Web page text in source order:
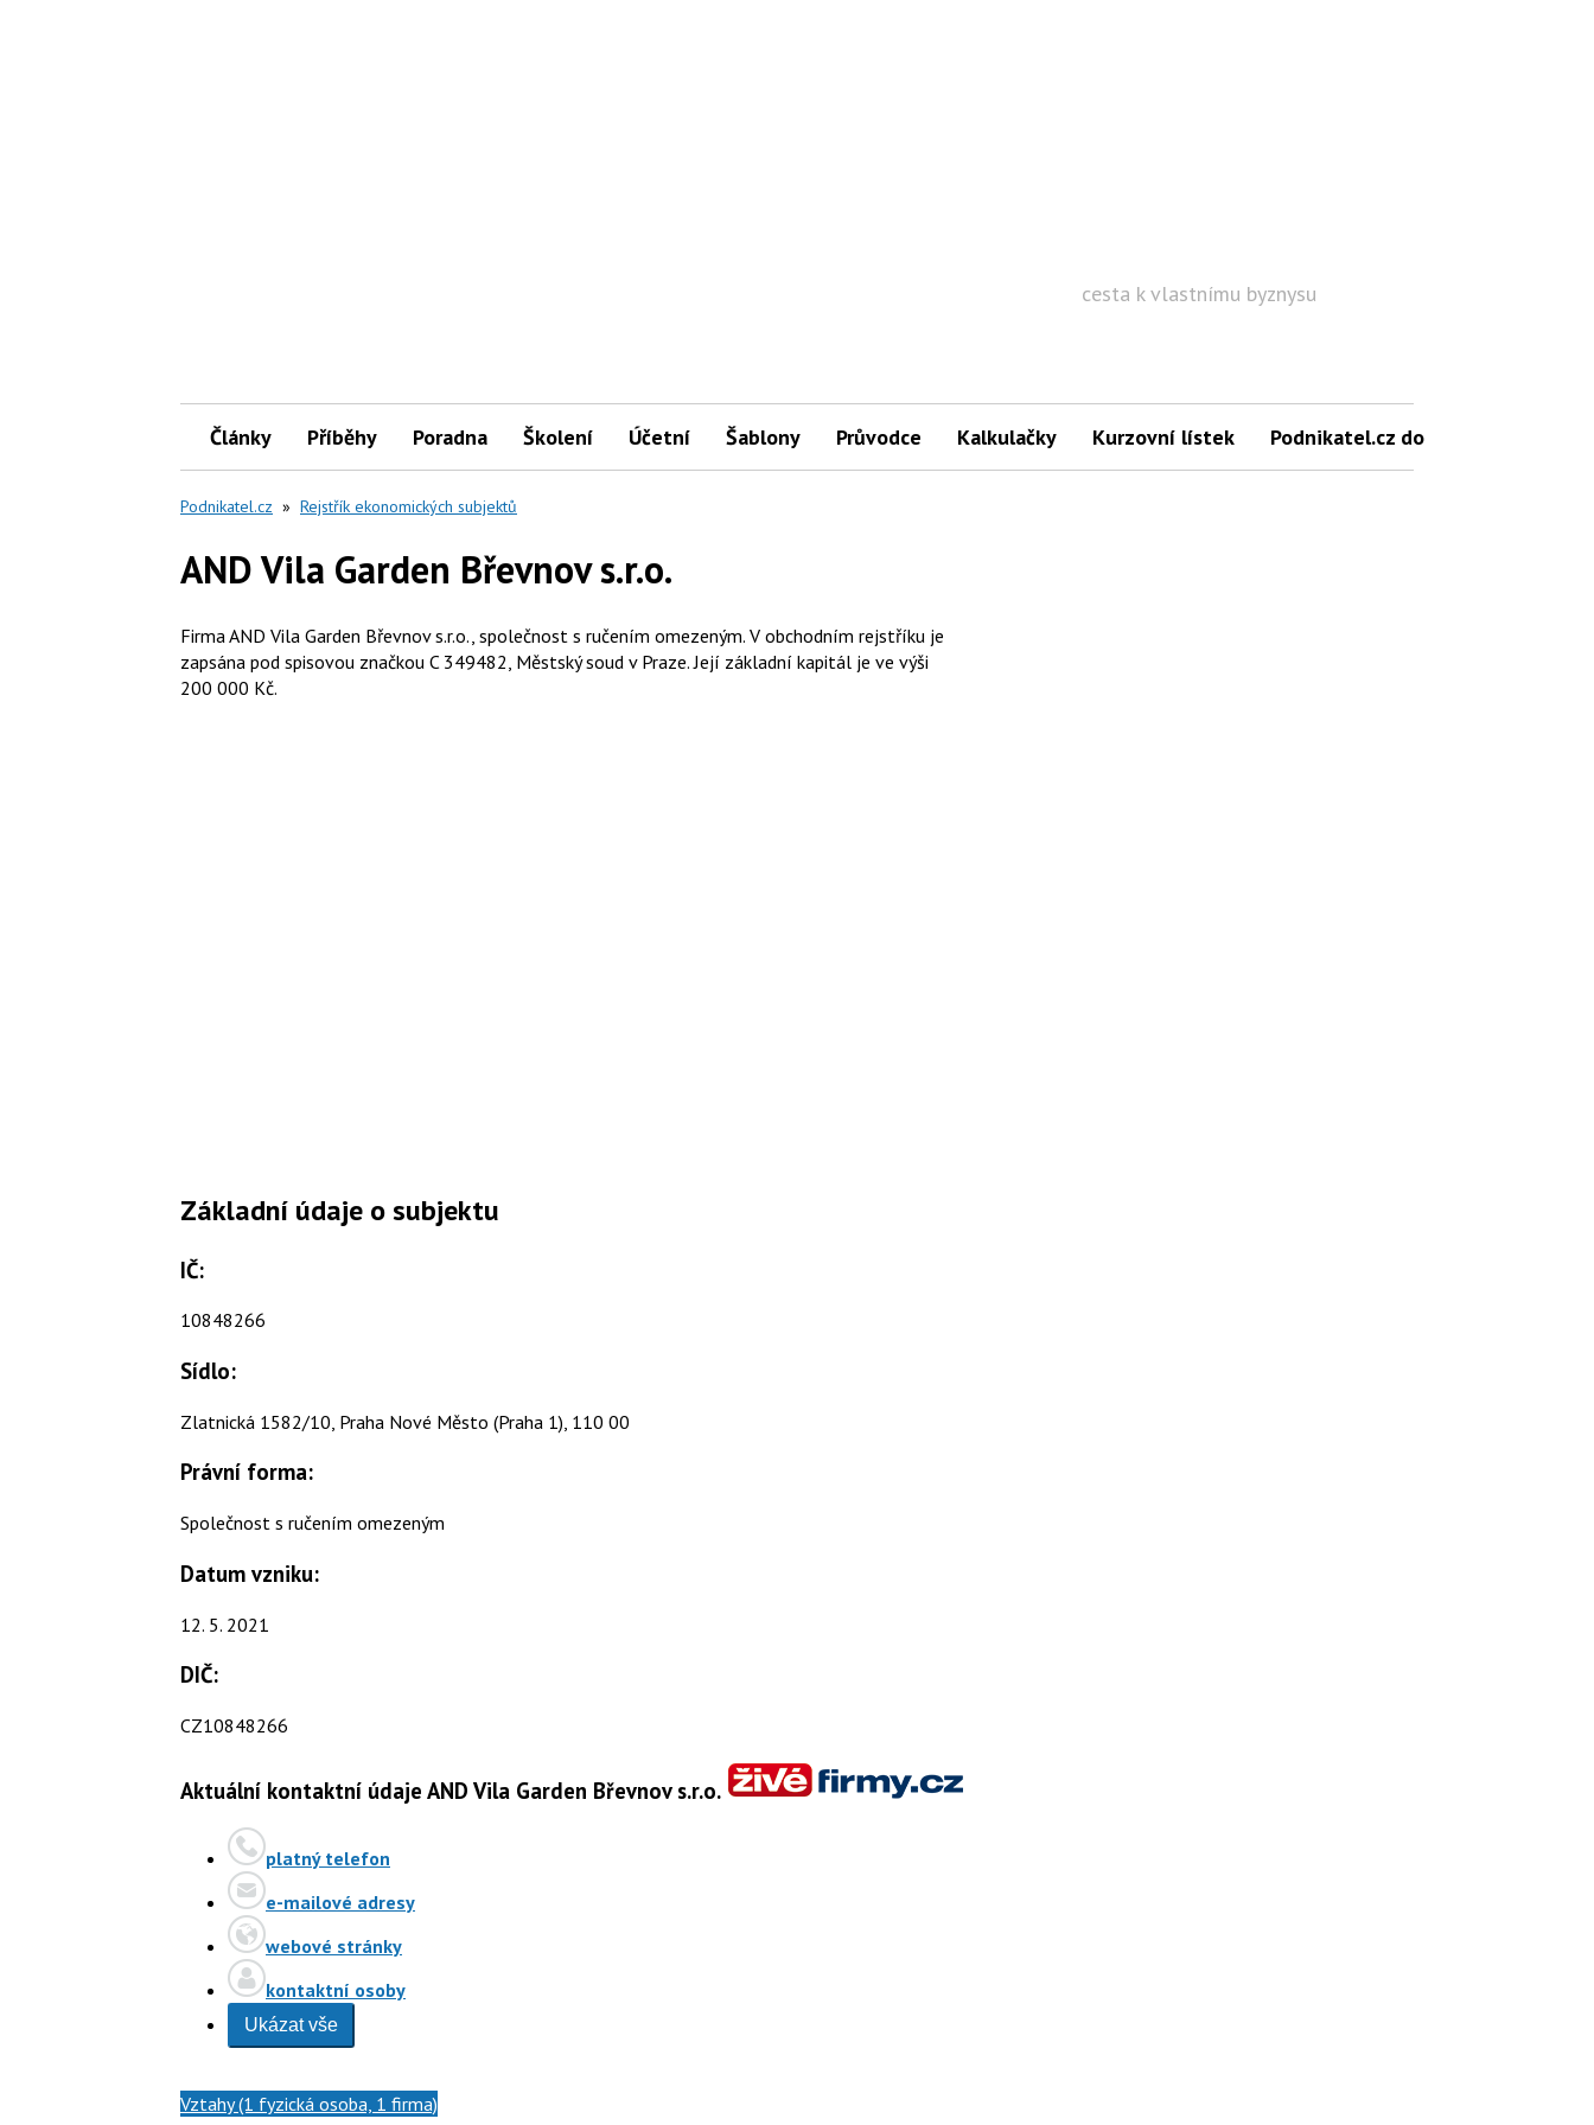
cesta k vlastnímu byznysu
Články Příběhy Poradna Školení Účetní Šablony Průvodce Kalkulačky Kurzovní lístek Podnikatel.cz do mailu
Podnikatel.cz » Rejstřík ekonomických subjektů
AND Vila Garden Břevnov s.r.o.
Firma AND Vila Garden Břevnov s.r.o., společnost s ručením omezeným. V obchodním rejstříku je
zapsána pod spisovou značkou C 349482, Městský soud v Praze. Její základní kapitál je ve výši
200 000 Kč.
Základní údaje o subjektu
IČ:
10848266
Sídlo:
Zlatnická 1582/10, Praha Nové Město (Praha 1), 110 00
Právní forma:
Společnost s ručením omezeným
Datum vzniku:
12. 5. 2021
DIČ:
CZ10848266
Aktuální kontaktní údaje AND Vila Garden Břevnov s.r.o.
platný telefon
e-mailové adresy
webové stránky
kontaktní osoby
Ukázat vše
Vztahy (1 fyzická osoba, 1 firma)